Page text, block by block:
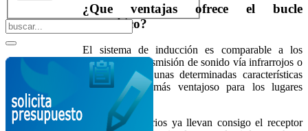
¿Que ventajas ofrece el bucle
magnético?
El sistema de inducción es comparable a los
sistemas de transmisión de sonido vía infrarrojos o
FM, pero con unas determinadas características
que lo hacen más ventajoso para los lugares
habilitados:
Los usuarios ya llevan consigo el receptor